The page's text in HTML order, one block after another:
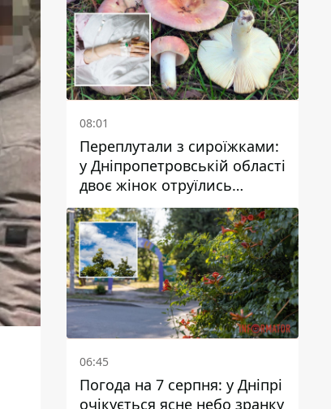
08:01
Переплутали з сироїжками:
у Дніпропетровській області
двоє жінок отруїлись
грибами
06:45
Погода на 7 серпня: у Дніпрі
очікується ясне небо зранку